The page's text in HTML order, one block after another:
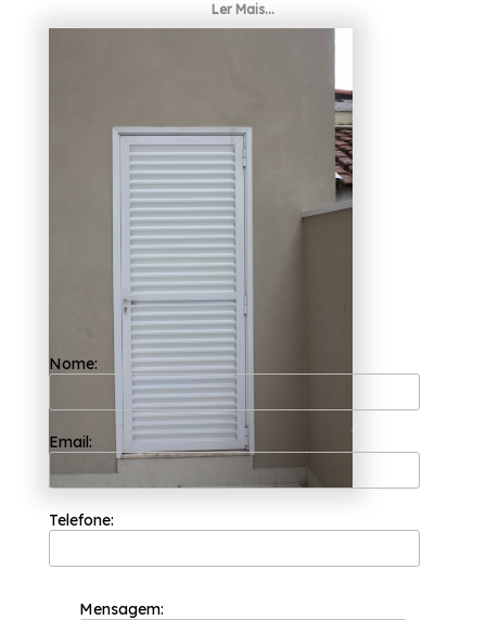
Saiba onde encontrar
alumínio branco para
banheiro Itapecerica da Serra
Com a sua fundação em 2002, a Esquadriflex
já é uma das empresas mais bem cotadas do
segmento de esquadrias. A empresa tem a
sua organização focada nos resultados
positivos e na segurança e você pode entrar
em contato com a empresa quando quiser
para realizar uma cotação sem compromisso.
Querendo empresas que fazem porta de
alumínio branco para banheiro Itapecerica
da Serra? Conte com os profissionais da
Esquadriflex e tenha a melhor solução que
precisa da área de esquadrias. Entre os
serviços oferecidos, é possível encontrar:
Janela de Lavanderia de Apartamento,
Porta de Alumínio para Cozinha. Com nossos
serviços você pode encontrar o que almeja,
fale conosco!
Ler Mais...
Nome:
Email:
Telefone:
Mensagem: